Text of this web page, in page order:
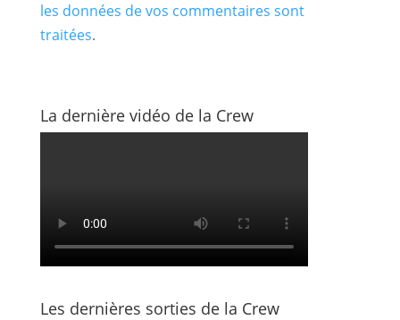
les données de vos commentaires sont
traitées.
La dernière vidéo de la Crew
Les dernières sorties de la Crew